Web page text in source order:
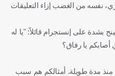
نفسه من الغضب إزاء التعليقات
بشدة على إنستجرام قائلاً: "يا له
يا رفاق؟
منذ مدة طويلة. أمثالكم هم سبب